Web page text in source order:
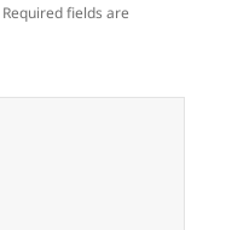
Required fields are